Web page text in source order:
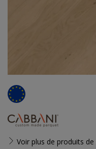
Voir plus de produits de